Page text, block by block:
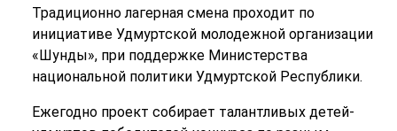
Традиционно лагерная смена проходит по
инициативе Удмуртской молодежной организации
«Шунды», при поддержке Министерства
национальной политики Удмуртской Республики.
Ежегодно проект собирает талантливых детей-